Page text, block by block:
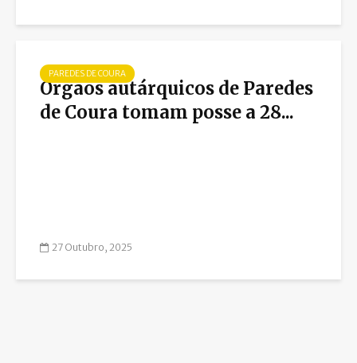
PAREDES DE COURA
Órgãos autárquicos de Paredes
de Coura tomam posse a 28...
27 Outubro, 2025